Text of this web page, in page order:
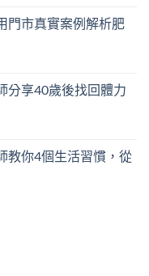
門市真實案例解析肥
分享40歲後找回體力
教你4個生活習慣，從